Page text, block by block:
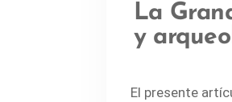
La
y
El presente